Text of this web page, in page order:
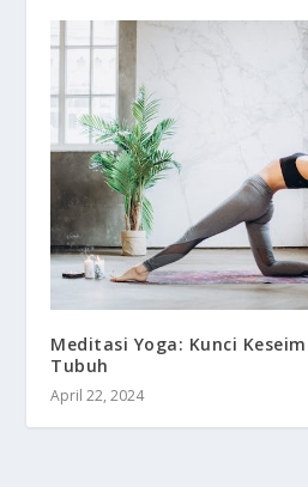
Meditasi Yoga: Kunci
Tubuh
April 22, 2024